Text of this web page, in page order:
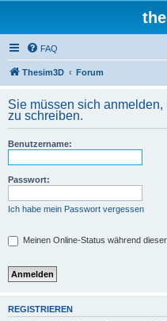
FAQ
Thesim3D Forum
Sie müssen sich
zu schreiben.
Benutzername:
Passwort:
Ich habe mein Passwort vergessen
Meinen Online-Status während
REGISTRIEREN